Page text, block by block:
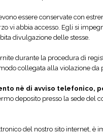
essere conservate con
vi abbia accesso. Egli si
divulgazione delle stesse.
durante la procedura di
collegata alla violazione
nè di avviso
deposito presso la sede del
del nostro sito internet,